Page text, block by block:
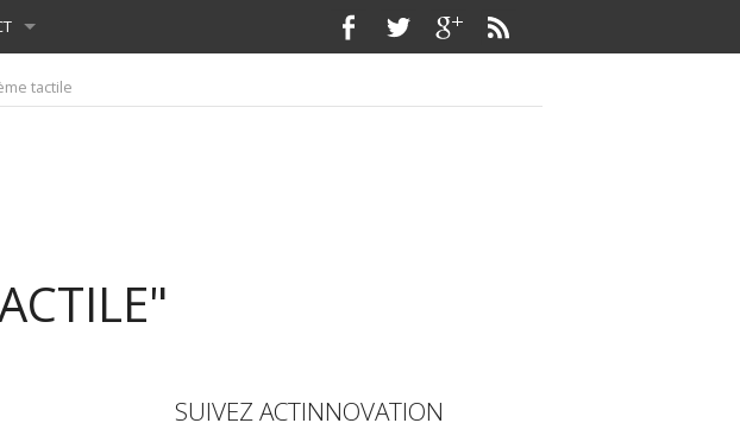
tactile
SUIVEZ ACTINNOVATION